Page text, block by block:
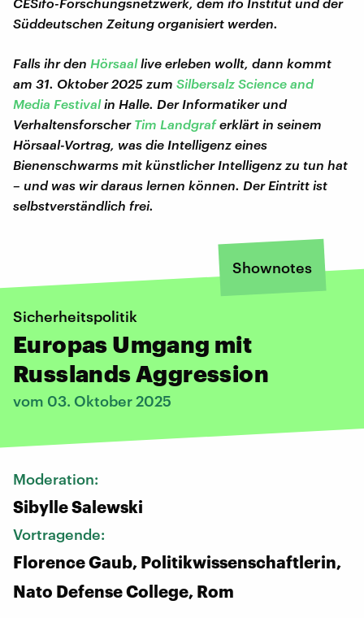
Süddeutschen Zeitung organisiert werden.
Falls ihr den Hörsaal live erleben wollt, dann kommt
am 31. Oktober 2025 zum Silbersalz Science and
Media Festivalin Halle. Der Informatiker und
Verhaltensforscher Tim Landgraferklärt in seinem
Hörsaal-Vortrag, was die Intelligenz eines
Bienenschwarms mit künstlicher Intelligenz zu tun hat
– und was wir daraus lernen können. Der Eintritt ist
selbstverständlich frei.
Shownotes
Sicherheitspolitik
Europas Umgang mit
Russlands Aggression
vom 03. Oktober 2025
Moderation:
Sibylle Salewski
Vortragende:
Florence Gaub, Politikwissenschaftlerin,
Nato Defense College, Rom